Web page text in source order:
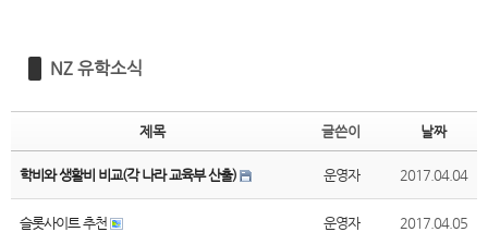
NZ 유학소식
제목 글쓴이 날짜
학비와 생활비 비교(각 나라 교육부 산출) 운영자 2017.04.04
슬롯사이트 추천 운영자 2017.04.05